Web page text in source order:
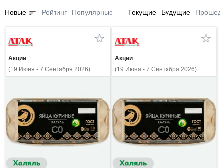
Новые sort Рейтинг Популярные Текущие Будущие
Акции
(19 Июня - 7 Сентября 2026)
Акции
(19 Июня - 7 Сентября 2026)